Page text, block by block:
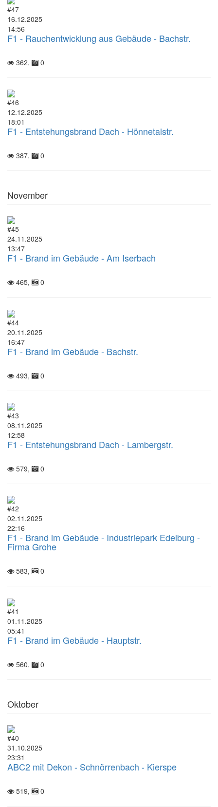
#47
16.12.2025
14:56
F1 - Rauchentwicklung aus Gebäude - Bachstr.
362, 0
#46
12.12.2025
18:01
F1 - Entstehungsbrand Dach - Hönnetalstr.
387, 0
November
#45
24.11.2025
13:47
F1 - Brand im Gebäude - Am Iserbach
465, 0
#44
20.11.2025
16:47
F1 - Brand im Gebäude - Bachstr.
493, 0
#43
08.11.2025
12:58
F1 - Entstehungsbrand Dach - Lambergstr.
579, 0
#42
02.11.2025
22:16
F1 - Brand im Gebäude - Industriepark Edelburg -
Firma Grohe
583, 0
#41
01.11.2025
05:41
F1 - Brand im Gebäude - Hauptstr.
560, 0
Oktober
#40
31.10.2025
23:31
ABC2 mit Dekon - Schnörrenbach - Kierspe
519, 0